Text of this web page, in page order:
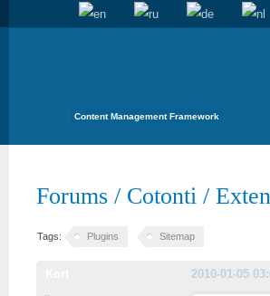
Content Management Framework
Forums / Cotonti /
Tags: Plugins Sitemap
2010-01-05